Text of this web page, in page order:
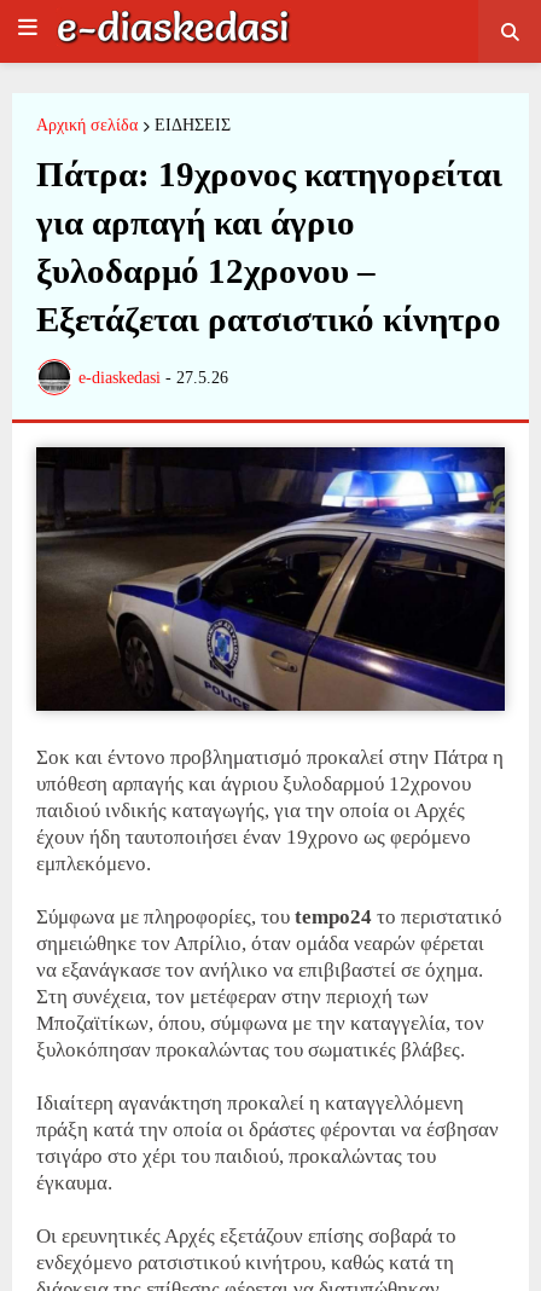
Αρχική σελίδα ΕΙΔΗΣΕΙΣ
Πάτρα: 19χρονος κατηγορείται
για αρπαγή και άγριο
ξυλοδαρμό 12χρονου –
Εξετάζεται ρατσιστικό κίνητρο
e-diaskedasi - 27.5.26
Σοκ και έντονο προβληματισμό προκαλεί στην Πάτρα η
υπόθεση αρπαγής και άγριου ξυλοδαρμού 12χρονου
παιδιού ινδικής καταγωγής, για την οποία οι Αρχές
έχουν ήδη ταυτοποιήσει έναν 19χρονο ως φερόμενο
εμπλεκόμενο.
Σύμφωνα με πληροφορίες, του tempo24 το περιστατικό
σημειώθηκε τον Απρίλιο, όταν ομάδα νεαρών φέρεται
να εξανάγκασε τον ανήλικο να επιβιβαστεί σε όχημα.
Στη συνέχεια, τον μετέφεραν στην περιοχή των
Μποζαϊτίκων, όπου, σύμφωνα με την καταγγελία, τον
ξυλοκόπησαν προκαλώντας του σωματικές βλάβες.
Ιδιαίτερη αγανάκτηση προκαλεί η καταγγελλόμενη
πράξη κατά την οποία οι δράστες φέρονται να έσβησαν
τσιγάρο στο χέρι του παιδιού, προκαλώντας του
έγκαυμα.
Οι ερευνητικές Αρχές εξετάζουν επίσης σοβαρά το
ενδεχόμενο ρατσιστικού κινήτρου, καθώς κατά τη